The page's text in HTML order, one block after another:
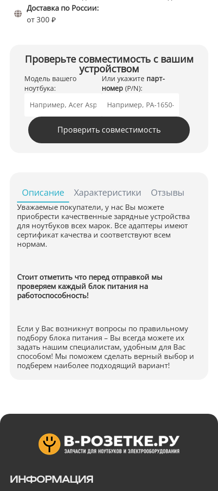
Доставка по России:
от 300 ₽
Проверьте совместимость с вашим
устройством
Модель вашего
ноутбука:
Или укажите парт-
номер (P/N):
Проверить совместимость
Описание Характеристики Отзывы
Уважаемые покупатели, у нас Вы можете
приобрести качественные зарядные устройства
для ноутбуков всех марок. Все адаптеры имеют
сертификат качества и соответствуют всем
нормам.
Стоит отметить что перед отправкой мы
проверяем каждый блок питания на
работоспособность!
Если у Вас возникнут вопросы по правильному
подбору блока питания – Вы всегда можете их
задать нашим специалистам, удобным для Вас
способом! Мы поможем сделать верный выбор и
подберем наиболее подходящий вариант!
ИНФОРМАЦИЯ